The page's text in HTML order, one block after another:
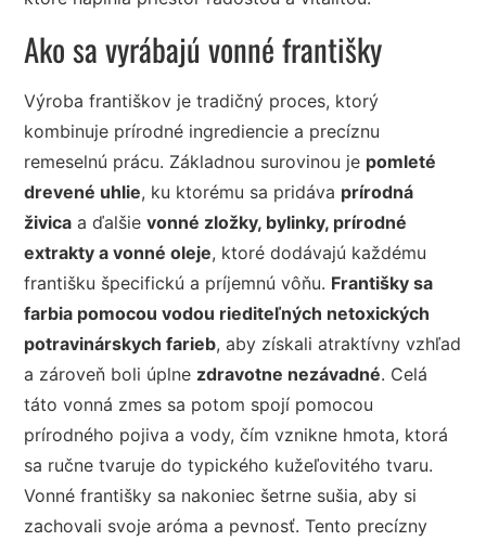
Ako sa vyrábajú vonné františky
Výroba františkov je tradičný proces, ktorý
kombinuje prírodné ingrediencie a precíznu
remeselnú prácu. Základnou surovinou je pomleté
drevené uhlie, ku ktorému sa pridáva prírodná
živica a ďalšievonné zložky, bylinky, prírodné
extrakty a vonné oleje, ktoré dodávajú každému
františku špecifickú a príjemnú vôňu. Františky sa
farbia pomocou vodou riediteľných netoxických
potravinárskych farieb, aby získali atraktívny vzhľad
a zároveň boli úplne zdravotne nezávadné. Celá
táto vonná zmes sa potom spojí pomocou
prírodného pojiva a vody, čím vznikne hmota, ktorá
sa ručne tvaruje do typického kužeľovitého tvaru.
Vonné františky sa nakoniec šetrne sušia, aby si
zachovali svoje aróma a pevnosť. Tento precízny